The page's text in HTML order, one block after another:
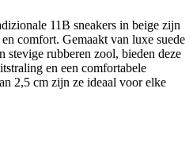
11B sneakers in beige zijn
comfort. Gemaakt van luxe suede
stevige rubberen zool, bieden deze
en een comfortabele
2,5 cm zijn ze ideaal voor elke